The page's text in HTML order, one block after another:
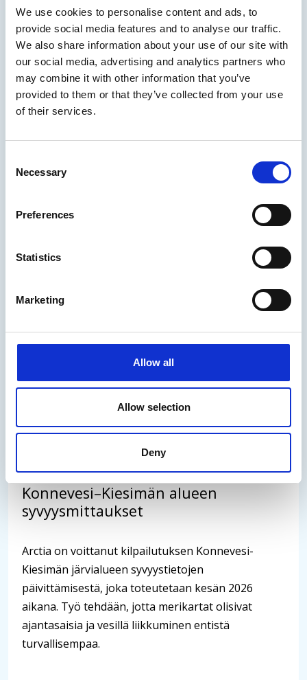
We use cookies to personalise content and ads, to
provide social media features and to analyse our traffic.
We also share information about your use of our site with
our social media, advertising and analytics partners who
may combine it with other information that you’ve
provided to them or that they’ve collected from your use
of their services.
Selection
Necessary
Preferences
Statistics
Marketing
Allow all
Allow selection
Deny
Arctia luopuu merenmittausalus
Pohjanmerestä
Alus on siirretty purettavaksi Teijon telakalle.
Lue uutinen
Arctia on myynyt
kanavaliiketoimintansa NRC Group
Finland Oy:lle
Jatkossa Arctia keskittyy entistä vahvemmin
kehittämiseen meri- ja rannikkoalueilla.
17.07.2026/Uutinen
Lue uutinen
Arctia valittu toteuttamaan
Konnevesi–Kiesimän alueen
syvyysmittaukset
Arctia on voittanut kilpailutuksen Konnevesi-
Kiesimän järvialueen syvyystietojen
päivittämisestä, joka toteutetaan kesän 2026
aikana. Työ tehdään, jotta merikartat olisivat
ajantasaisia ja vesillä liikkuminen entistä
turvallisempaa.